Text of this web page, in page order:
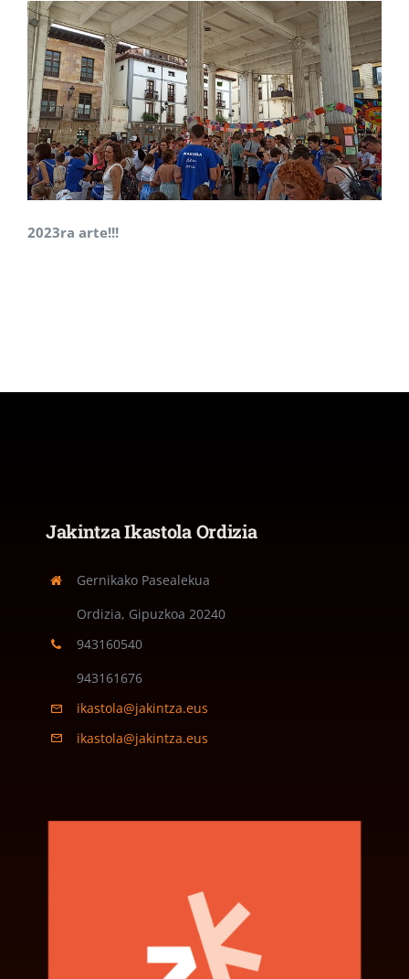
2023ra arte!!!
Jakintza Ikastola Ordizia
Gernikako Pasealekua
Ordizia, Gipuzkoa 20240
943160540
943161676
ikastola@jakintza.eus
ikastola@jakintza.eus